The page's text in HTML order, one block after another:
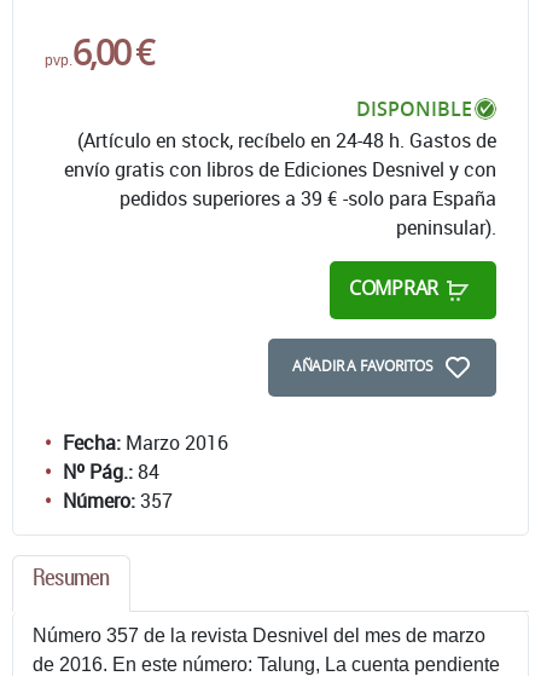
pvp. 6,00 €
DISPONIBLE
(Artículo en stock, recíbelo en 24-48 h. Gastos de
envío gratis con libros de Ediciones Desnivel y con
pedidos superiores a 39 € -solo para España
peninsular).
COMPRAR
AÑADIR A FAVORITOS
Fecha: Marzo 2016
Nº Pág.:84
Número:357
Resumen
Número 357 de la revista Desnivel del mes de marzo
de 2016. En este número: Talung, La cuenta pendiente